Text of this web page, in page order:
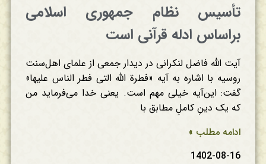
تأسیس نظام جمهوری اسلامی
براساس ادله قرآنی است
آیت الله فاضل لنکرانی در دیدار جمعی از علمای اهل‌سنت
روسیه با اشاره به آیه «‌فطرة الله التی فطر الناس علیها»
گفت: این‌آیه خیلی مهم است. یعنی خدا می‌فرماید من
که یک دینِ کاملِ مطابق با
ادامه مطلب »
1402-08-16